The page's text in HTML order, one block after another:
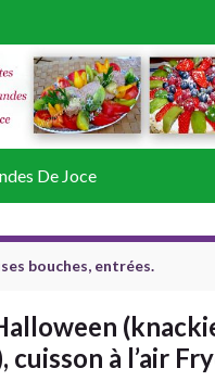
for:
De Joce
bouches, entrées.
à l’air